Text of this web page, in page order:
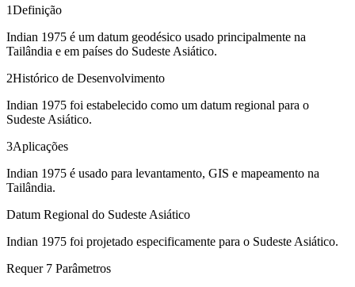
1Definição
Indian 1975 é um datum geodésico usado principalmente na
Tailândia e em países do Sudeste Asiático.
2Histórico de Desenvolvimento
Indian 1975 foi estabelecido como um datum regional para o
Sudeste Asiático.
3Aplicações
Indian 1975 é usado para levantamento, GIS e mapeamento na
Tailândia.
Datum Regional do Sudeste Asiático
Indian 1975 foi projetado especificamente para o Sudeste Asiático.
Requer 7 Parâmetros